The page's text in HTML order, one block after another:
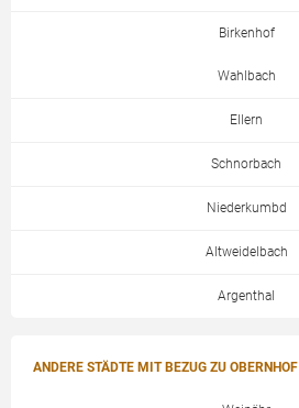
Birkenhof
Wahlbach
Ellern
Schnorbach
Niederkumbd
Altweidelbach
Argenthal
ANDERE STÄDTE MIT BEZUG ZU OBERNHOF